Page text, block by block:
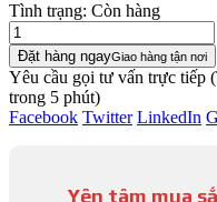
Tình trạng: Còn hàng
Đặt hàng ngayGiao hàng tận nơi
Yêu cầu gọi tư vấn trực tiếp
trong 5 phút)
Facebook Twitter LinkedIn
Yên tâm mua